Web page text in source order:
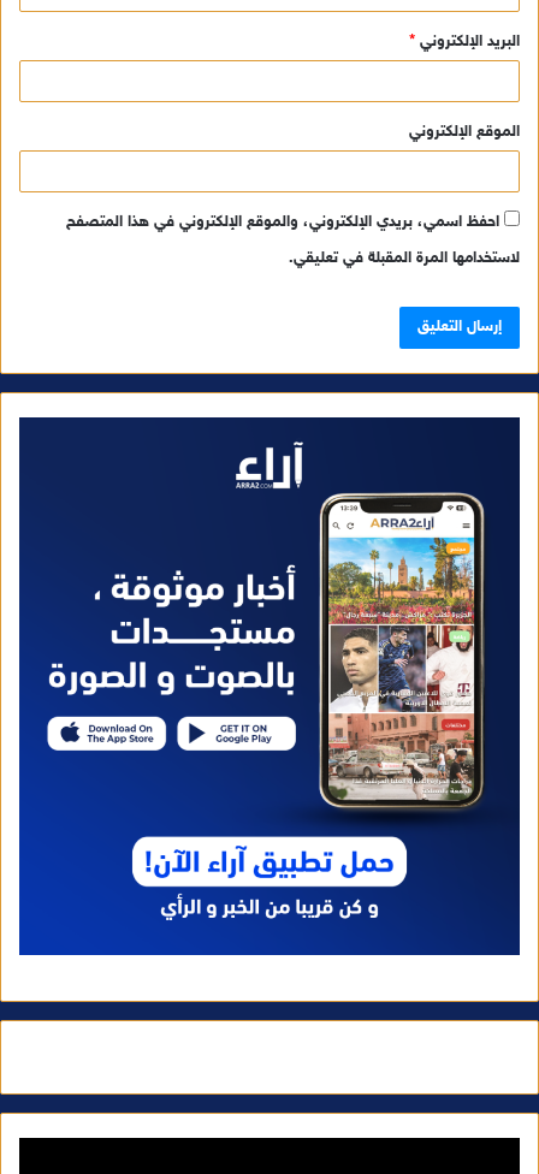
البريد الإلكتروني *
الموقع الإلكتروني
احفظ اسمي، بريدي الإلكتروني، والموقع الإلكتروني في هذا المتصفح
لاستخدامها المرة المقبلة في تعليقي.